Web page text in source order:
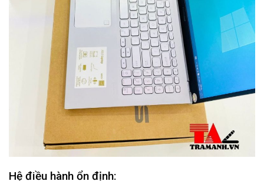
Hệ điều hành ổn định: